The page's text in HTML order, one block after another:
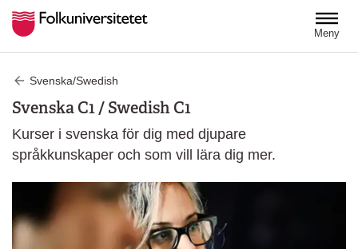
Meny
Svenska/Swedish
Svenska C1 / Swedish C1
Kurser i svenska för dig med djupare
språkkunskaper och som vill lära dig mer.